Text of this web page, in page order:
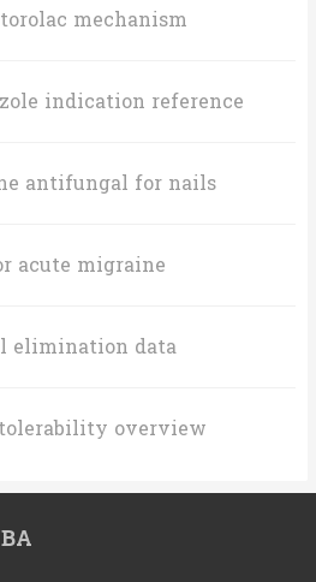
mechanism
indication reference
antifungal for nails
acute migraine
elimination data
overview